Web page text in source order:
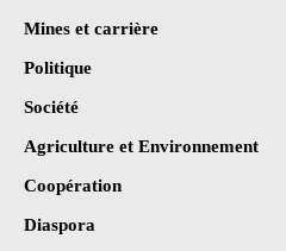
Mines et carrière
Politique
Société
Agriculture et Environnement
Coopération
Diaspora